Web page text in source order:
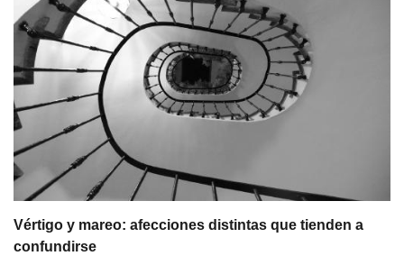
Vértigo y mareo: afecciones distintas que tienden a
confundirse